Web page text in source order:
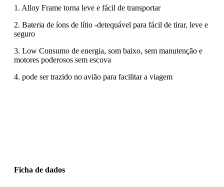
1. Alloy Frame torna leve e fácil de transportar
2. Bateria de íons de lítio -detequável para fácil de tirar, leve e
seguro
3. Low Consumo de energia, som baixo, sem manutenção e
motores poderosos sem escova
4. pode ser trazido no avião para facilitar a viagem
Ficha de dados